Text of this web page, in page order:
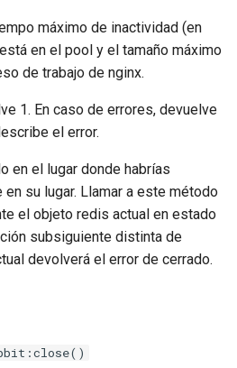
máximo de inactividad (en
en el pool y el tamaño máximo
de trabajo de nginx.
1. En caso de errores, devuelve
el error.
en el lugar donde habrías
su lugar. Llamar a este método
el objeto redis actual en estado
subsiguiente distinta de
devolverá el error de cerrado.